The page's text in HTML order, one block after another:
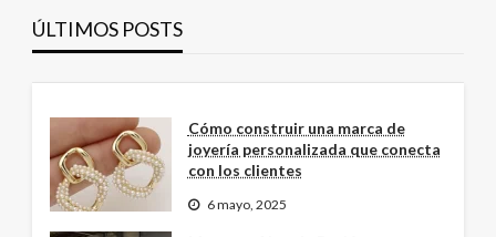
ÚLTIMOS POSTS
Cómo construir una marca de
joyería personalizada que conecta
con los clientes
6 mayo, 2025